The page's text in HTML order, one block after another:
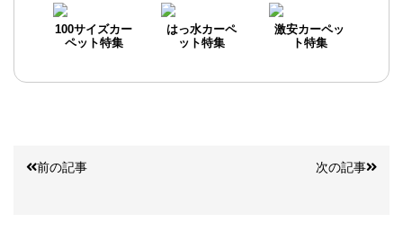
100サイズカー
ペット特集
はっ水カーペ
ット特集
激安カーペッ
ト特集
前の記事 次の記事